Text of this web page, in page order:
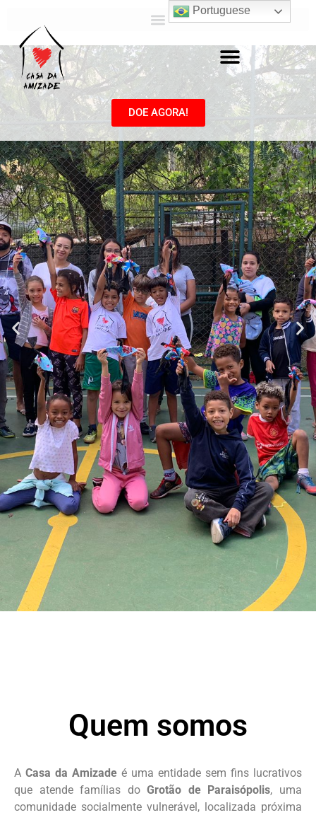
DOE AGORA!
nosso trabalho e da nossa história com
vocês.
Saiba mais...
Quem somos
A Casa da Amizade é uma entidade sem fins lucrativos
que atende famílias doGrotão de Paraisópolis, uma
comunidade socialmente vulnerável, localizada próxima
Portuguese